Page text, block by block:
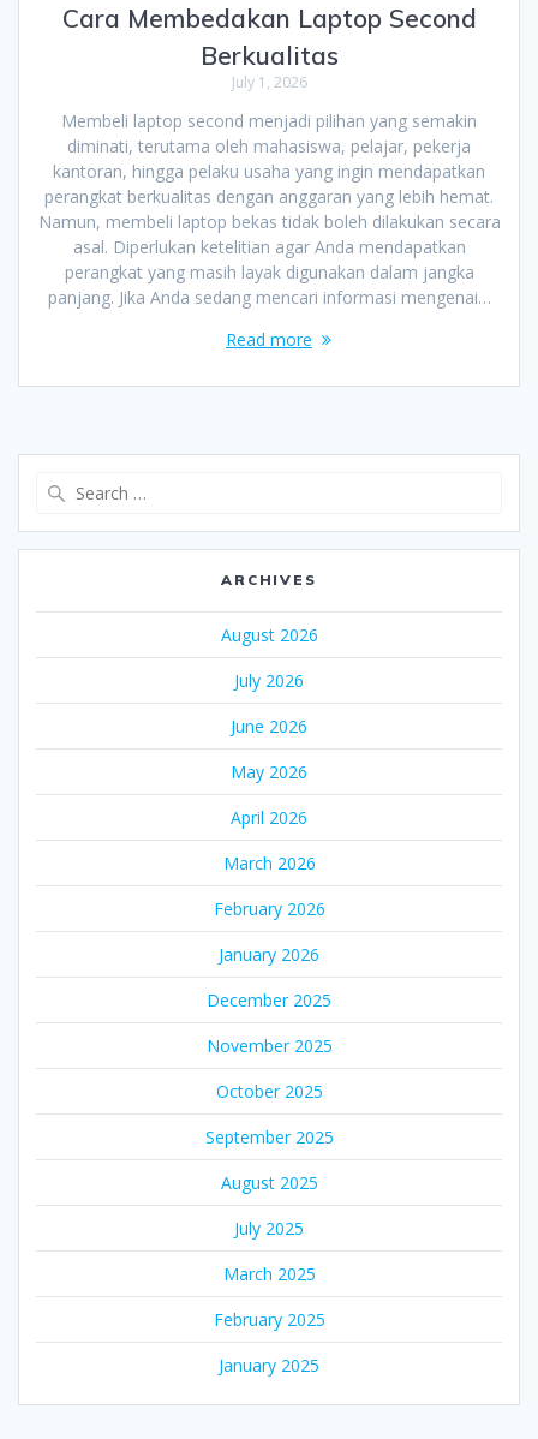
Cara Membedakan Laptop Second
Berkualitas
July 1, 2026
Membeli laptop second menjadi pilihan yang semakin
diminati, terutama oleh mahasiswa, pelajar, pekerja
kantoran, hingga pelaku usaha yang ingin mendapatkan
perangkat berkualitas dengan anggaran yang lebih hemat.
Namun, membeli laptop bekas tidak boleh dilakukan secara
asal. Diperlukan ketelitian agar Anda mendapatkan
perangkat yang masih layak digunakan dalam jangka
panjang. Jika Anda sedang mencari informasi mengenai…
Read more
ARCHIVES
August 2026
July 2026
June 2026
May 2026
April 2026
March 2026
February 2026
January 2026
December 2025
November 2025
October 2025
September 2025
August 2025
July 2025
March 2025
February 2025
January 2025